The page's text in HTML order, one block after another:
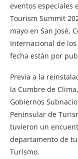
eventos especiales
Tourism Summit
mayo en San José,
Internacional de los
fecha están por
Previa a la
la Cumbre de
Gobiernos
Peninsular de
tuvieron un
departamento de
Turismo.